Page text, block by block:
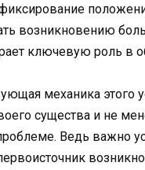
возникновению
ключевую роль в
механика этого
существа и не
Ведь важно